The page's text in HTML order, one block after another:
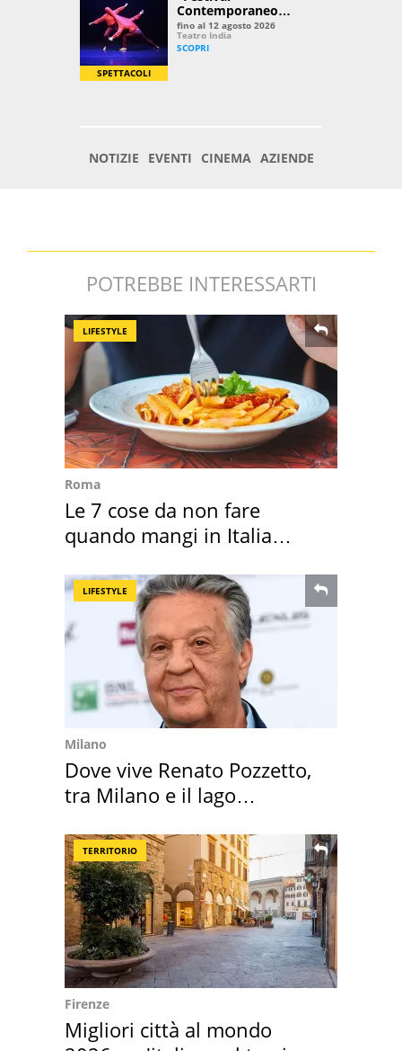
POTREBBE INTERESSARTI
LIFESTYLE
Roma
Le 7 cose da non fare
quando mangi in Italia
LIFESTYLE
Milano
Dove vive Renato Pozzetto,
tra Milano e il lago
TERRITORIO
Firenze
Migliori città al mondo